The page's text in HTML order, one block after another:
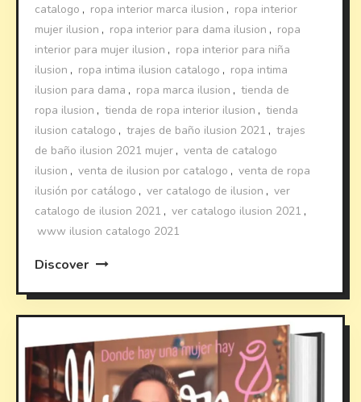
catalogo , ropa interior marca ilusion , ropa interior
mujer ilusion , ropa interior para dama ilusion , ropa
interior para mujer ilusion , ropa interior para niña
ilusion , ropa intima ilusion catalogo , ropa intima
ilusion para dama , ropa marca ilusion , tienda de
ropa ilusion , tienda de ropa interior ilusion , tienda
ilusion catalogo , trajes de baño ilusion 2021 , trajes
de baño ilusion 2021 mujer , venta de catalogo
ilusion , venta de ilusion por catalogo , venta de ropa
ilusión por catálogo , ver catalogo de ilusion , ver
catalogo de ilusion 2021 , ver catalogo ilusion 2021 ,
www ilusion catalogo 2021
Discover